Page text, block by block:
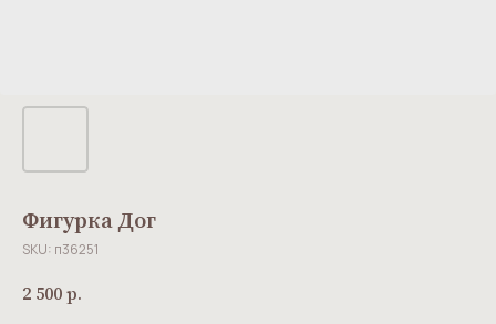
Фигурка Дог
SKU: п36251
2 500р.